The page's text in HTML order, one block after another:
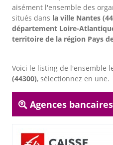
aisément l'ensemble des
situés dans la ville Nantes
département Loire-
territoire de la région Pays
Voici le listing de l'ensemble
(44300), sélectionnez en une.
Agences